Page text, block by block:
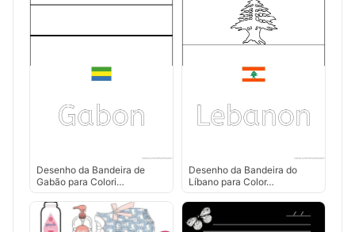
Desenho da Bandeira de
Gabão para Colori…
Desenho da Bandeira do
Líbano para Color…